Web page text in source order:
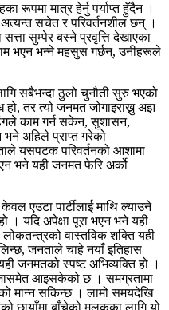
रूपमा मात्र हेर्नु पर्याप्त हुँदैन ।
सचेत र परिवर्तनशील छन् ।
सुम्पेर बस्ने प्रवृत्ति देखाएका
भएन भन्ने महसुस गर्छन्, उनीहरूले
सबैभन्दा ठुलो चुनौती सुरु भएको
तर त्यो जनमत जोगाइराख्नु अझ
काम गर्न सकेन, सुशासन,
भने अहिले प्राप्त गरेको
यसपटक परिवर्तनको आशामा
भने यही जनमत फेरि अर्को
एउटा पार्टीलाई माथि ल्याउने
। यदि अपेक्षा पूरा भएन भने यही
वास्तविक शक्ति यही
जनताले चाहे नयाँ इतिहास
जनमतको स्पष्ट अभिव्यक्ति हो ।
आइसकेको छ । समग्रतामा
मान्न सकिन्छ । लामो समयदेखि
छायाँमा बाँचेको मुलुकका लागि यो